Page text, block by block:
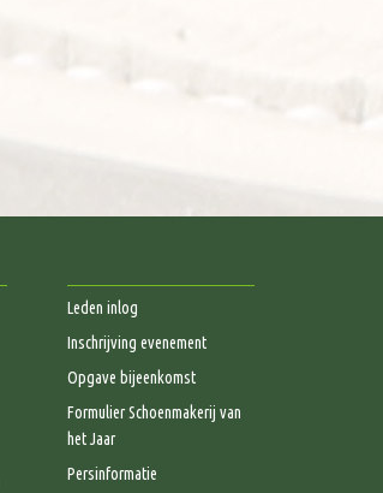
Leden inlog
Inschrijving evenement
Opgave bijeenkomst
Formulier Schoenmakerij van
het Jaar
Persinformatie